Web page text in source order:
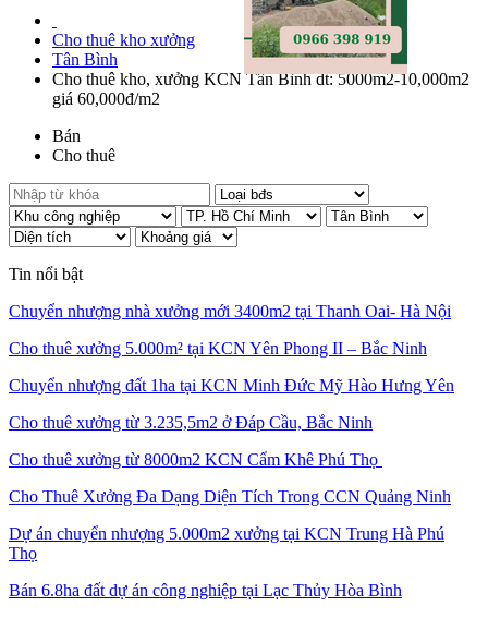
Cho thuê kho xưởng
Tân Bình
Cho thuê kho, xưởng KCN Tân Bình dt: 5000m2-10,000m2
giá 60,000đ/m2
Bán
Cho thuê
Tin nổi bật
Chuyển nhượng nhà xưởng mới 3400m2 tại Thanh Oai- Hà Nội
Cho thuê xưởng 5.000m² tại KCN Yên Phong II – Bắc Ninh
Chuyển nhượng đất 1ha tại KCN Minh Đức Mỹ Hào Hưng Yên
Cho thuê xưởng từ 3.235,5m2 ở Đáp Cầu, Bắc Ninh
Cho thuê xưởng từ 8000m2 KCN Cẩm Khê Phú Thọ
Cho Thuê Xưởng Đa Dạng Diện Tích Trong CCN Quảng Ninh
Dự án chuyển nhượng 5.000m2 xưởng tại KCN Trung Hà Phú
Thọ
Bán 6.8ha đất dự án công nghiệp tại Lạc Thủy Hòa Bình